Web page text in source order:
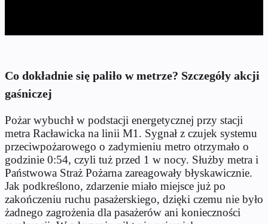
Co dokładnie się paliło w metrze? Szczegóły akcji
gaśniczej
Pożar wybuchł w podstacji energetycznej przy stacji
metra Racławicka na linii M1. Sygnał z czujek systemu
przeciwpożarowego o zadymieniu metro otrzymało o
godzinie 0:54, czyli tuż przed 1 w nocy. Służby metra i
Państwowa Straż Pożarna zareagowały błyskawicznie.
Jak podkreślono, zdarzenie miało miejsce już po
zakończeniu ruchu pasażerskiego, dzięki czemu nie było
żadnego zagrożenia dla pasażerów ani konieczności